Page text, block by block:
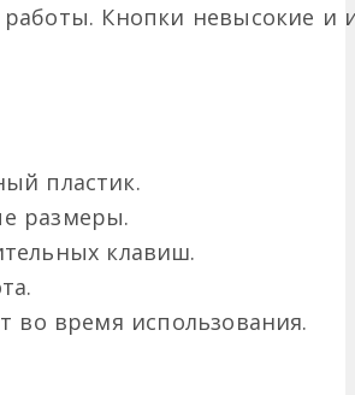
работы. Кнопки невысокие
пластик.
размеры.
клавиш.
во время использования.